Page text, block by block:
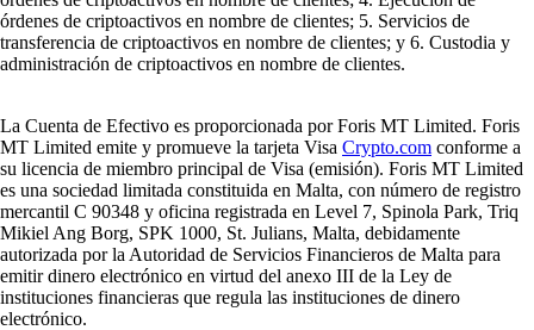
órdenes de criptoactivos en nombre de clientes; 5. Servicios de
transferencia de criptoactivos en nombre de clientes; y 6. Custodia y
administración de criptoactivos en nombre de clientes.
La Cuenta de Efectivo es proporcionada por Foris MT Limited. Foris
MT Limited emite y promueve la tarjeta Visa Crypto.com conforme a
su licencia de miembro principal de Visa (emisión). Foris MT Limited
es una sociedad limitada constituida en Malta, con número de registro
mercantil C 90348 y oficina registrada en Level 7, Spinola Park, Triq
Mikiel Ang Borg, SPK 1000, St. Julians, Malta, debidamente
autorizada por la Autoridad de Servicios Financieros de Malta para
emitir dinero electrónico en virtud del anexo III de la Ley de
instituciones financieras que regula las instituciones de dinero
electrónico.